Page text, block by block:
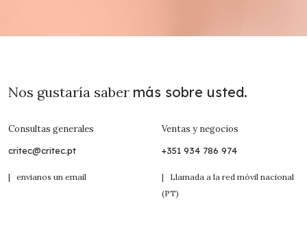
Nos gustaría saber más sobre usted.
Consultas generales
critec@critec.pt
| envianos un email
Ventas y negocios
+351 934 786 974
| Llamada a la red móvil nacional
(PT)